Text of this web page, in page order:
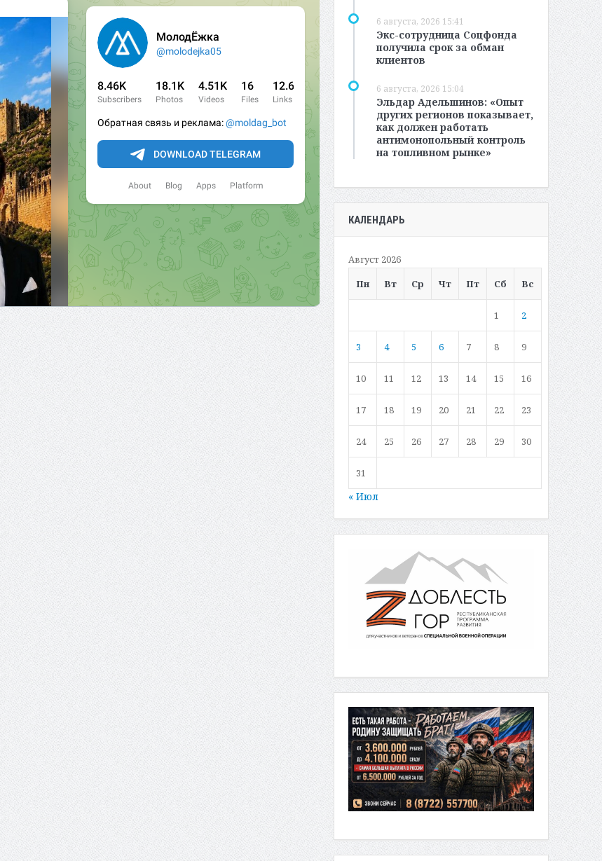
6 августа, 2026 15:41
Экс-сотрудница Соцфонда
получила срок за обман
клиентов
6 августа, 2026 15:04
Эльдар Адельшинов: «Опыт
других регионов показывает,
как должен работать
антимонопольный контроль
на топливном рынке»
КАЛЕНДАРЬ
Август 2026
Пн
Вт Ср Чт Пт Сб Вс
1 2
3 4 5 6 7 8 9
10 11 12 13 14 15 16
17 18 19 20 21 22 23
24 25 26 27 28 29 30
31
« Июл